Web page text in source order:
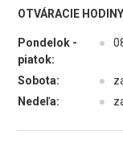
OTVÁRACIE HODINY
Pondelok -
piatok:
●
Sobota: ●
Nedeľa:
●